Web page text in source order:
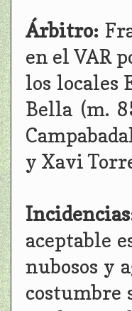
Árbitro:
en el VAR
los locales
Bella (m.
y Xavi
aceptable
nubosos y
costumbre